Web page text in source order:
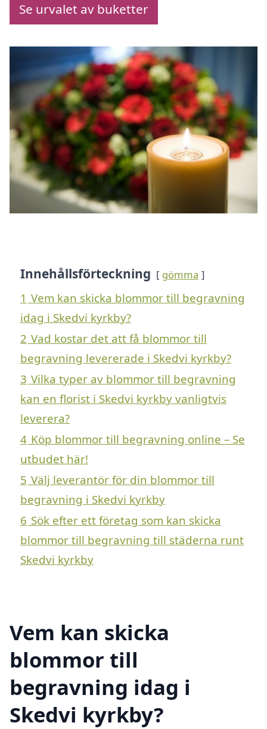
Se urvalet av buketter
Innehållsförteckning gömma
1 Vem kan skicka blommor till begravning
idag i Skedvi kyrkby?
2 Vad kostar det att få blommor till
begravning levererade i Skedvi kyrkby?
3 Vilka typer av blommor till begravning
kan en florist i Skedvi kyrkby vanligtvis
leverera?
4 Köp blommor till begravning online – Se
utbudet här!
5 Välj leverantör för din blommor till
begravning i Skedvi kyrkby
6 Sök efter ett företag som kan skicka
blommor till begravning till städerna runt
Skedvi kyrkby
Vem kan skicka
blommor till
begravning idag i
Skedvi kyrkby?